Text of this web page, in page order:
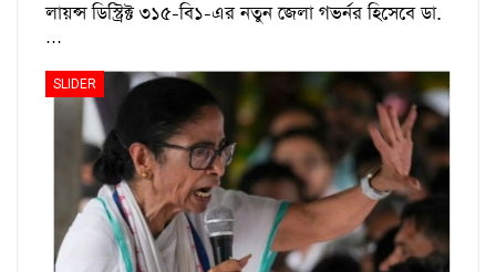
লায়ন্স ডিস্ট্রিক্ট ৩১৫-বি১-এর নতুন জেলা গভর্নর হিসেবে ডা.
…
SLIDER